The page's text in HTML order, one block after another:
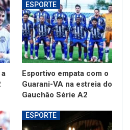
ESPORTE
Esportivo empata com o
Guarani-VA na estreia do
Gauchão Série A2
ESPORTE